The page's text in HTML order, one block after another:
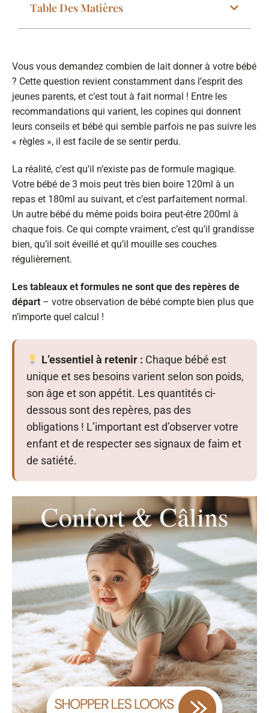
Table Des Matières
Vous vous demandez combien de lait donner à votre bébé
? Cette question revient constamment dans l’esprit des
jeunes parents, et c’est tout à fait normal ! Entre les
recommandations qui varient, les copines qui donnent
leurs conseils et bébé qui semble parfois ne pas suivre les
« règles », il est facile de se sentir perdu.
La réalité, c’est qu’il n’existe pas de formule magique.
Votre bébé de 3 mois peut très bien boire 120ml à un
repas et 180ml au suivant, et c’est parfaitement normal.
Un autre bébé du même poids boira peut-être 200ml à
chaque fois. Ce qui compte vraiment, c’est qu’il grandisse
bien, qu’il soit éveillé et qu’il mouille ses couches
régulièrement.
Les tableaux et formules ne sont que des repères de
départ – votre observation de bébé compte bien plus que
n’importe quel calcul !
L’essentiel à retenir : Chaque bébé est
unique et ses besoins varient selon son poids,
son âge et son appétit. Les quantités ci-
dessous sont des repères, pas des
obligations ! L’important est d’observer votre
enfant et de respecter ses signaux de faim et
de satiété.